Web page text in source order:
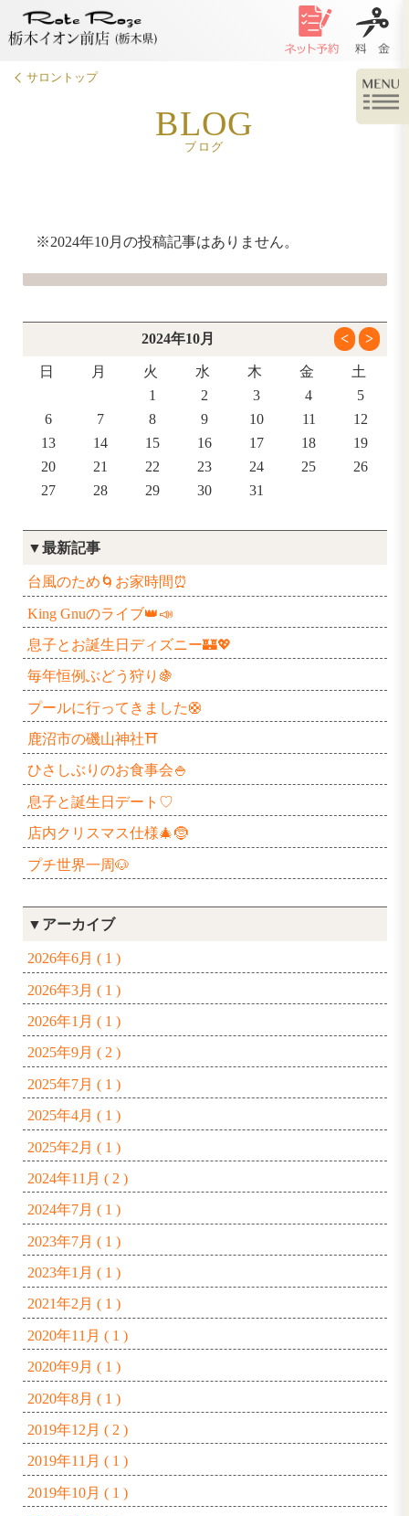
※2024年10月の投稿記事はありませ
2024年10月
日 月 火 水
木
6
7 8 9
10
13
14 15 16 17
20 21 22 23 24
27 28
▼最新記事
台風のため🌀お家時間⏰
King Gnuのライブ👑📣
息子とお誕生日ディズニー🏰💖
毎年恒例ぶどう狩り🍇
プールに行ってきました🛟
鹿沼市の磯山神社⛩️
ひさしぶりのお食事会🍚
息子と誕生日デート♡
店内クリスマス仕様🎄🤶
プチ世界一周🐶
▼アーカイブ
2026年6月 ( 1 )
2026年3月 ( 1 )
2026年1月 ( 1 )
2025年9月 ( 2 )